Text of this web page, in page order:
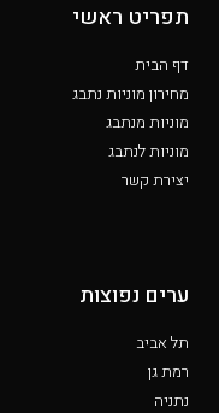
תפריט ראשי
דף הבית
מחירון מוניות נתבג
מוניות מנתבג
מוניות לנתבג
יצירת קשר
ערים נפוצות
תל אביב
רמת גן
נתניה